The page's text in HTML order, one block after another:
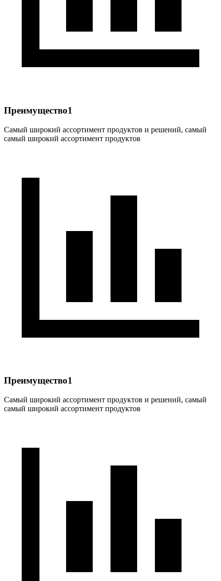
Преимущество1
Самый широкий ассортимент продуктов и решений, самый
самый широкий ассортимент продуктов
Преимущество1
Самый широкий ассортимент продуктов и решений, самый
самый широкий ассортимент продуктов